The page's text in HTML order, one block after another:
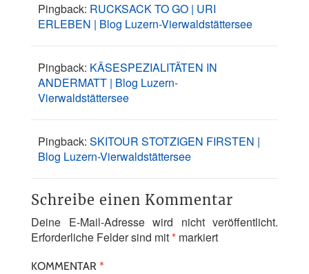
Pingback: RUCKSACK TO GO | URI
ERLEBEN | Blog Luzern-Vierwaldstättersee
Pingback: KÄSESPEZIALITÄTEN IN
ANDERMATT | Blog Luzern-
Vierwaldstättersee
Pingback: SKITOUR STOTZIGEN FIRSTEN |
Blog Luzern-Vierwaldstättersee
Schreibe einen Kommentar
Deine E-Mail-Adresse wird nicht veröffentlicht.
Erforderliche Felder sind mit* markiert
KOMMENTAR *